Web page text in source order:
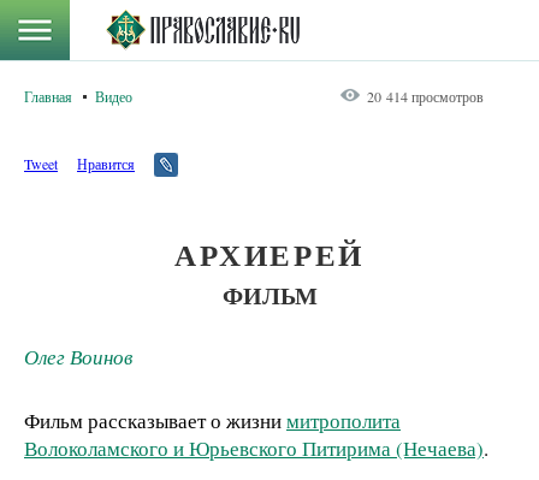
Главная Видео 20 414 просмотров
Tweet Нравится
АРХИЕРЕЙ
ФИЛЬМ
Олег Воинов
Фильм рассказывает о жизнимитрополита
Волоколамского и Юрьевского Питирима (Нечаева).